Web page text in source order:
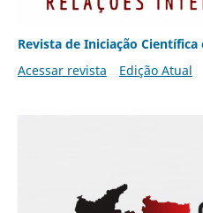
Revista de Iniciação
Acessar revista
Edição Atual